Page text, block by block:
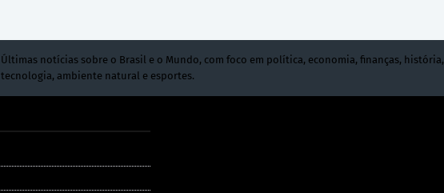
Últimas notícias sobre o Brasil e o Mundo, com foco em política, economia, finanças, história,
tecnologia, ambiente natural e esportes.